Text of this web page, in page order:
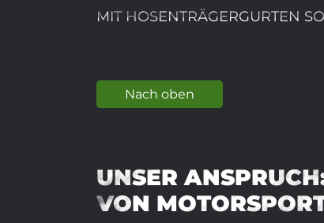
IT HOSENTRÄGERGURTEN
Nach oben
UNSER
VON